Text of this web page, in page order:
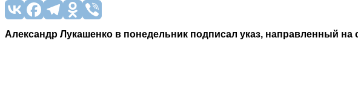
Александр Лукашенко в понедельник подписал указ, направленный на